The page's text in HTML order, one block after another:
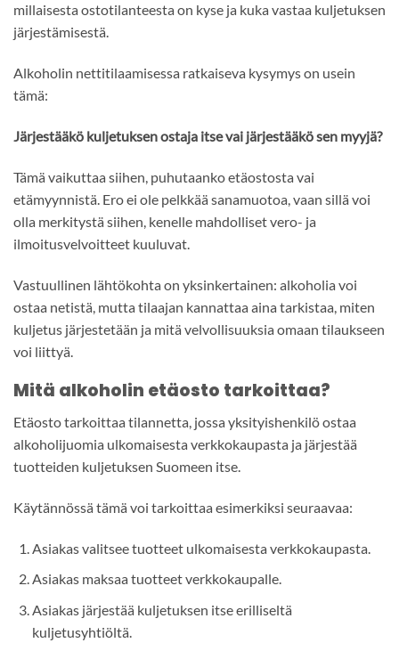
millaisesta ostotilanteesta on kyse ja kuka vastaa kuljetuksen
järjestämisestä.
Alkoholin nettitilaamisessa ratkaiseva kysymys on usein
tämä:
Järjestääkö kuljetuksen ostaja itse vai järjestääkö sen myyjä?
Tämä vaikuttaa siihen, puhutaanko etäostosta vai
etämyynnistä. Ero ei ole pelkkää sanamuotoa, vaan sillä voi
olla merkitystä siihen, kenelle mahdolliset vero- ja
ilmoitusvelvoitteet kuuluvat.
Vastuullinen lähtökohta on yksinkertainen: alkoholia voi
ostaa netistä, mutta tilaajan kannattaa aina tarkistaa, miten
kuljetus järjestetään ja mitä velvollisuuksia omaan tilaukseen
voi liittyä.
Mitä alkoholin etäosto tarkoittaa?
Etäosto tarkoittaa tilannetta, jossa yksityishenkilö ostaa
alkoholijuomia ulkomaisesta verkkokaupasta ja järjestää
tuotteiden kuljetuksen Suomeen itse.
Käytännössä tämä voi tarkoittaa esimerkiksi seuraavaa:
Asiakas valitsee tuotteet ulkomaisesta verkkokaupasta.
Asiakas maksaa tuotteet verkkokaupalle.
Asiakas järjestää kuljetuksen itse erilliseltä
kuljetusyhtiöltä.